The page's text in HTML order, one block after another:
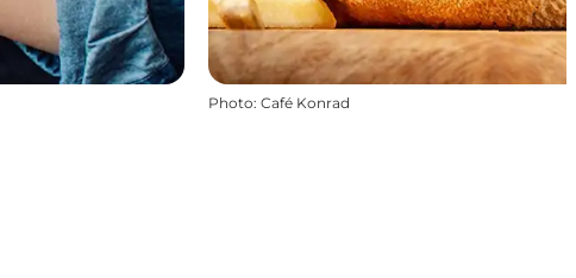
Photo: Café Konrad